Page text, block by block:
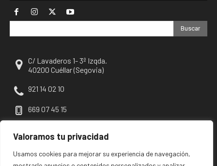
Valoramos tu privacidad
Usamos cookies para mejorar su experiencia de navegación,
Buscar
C/ Lavaderos 1- 3º Izqda.
40200 Cuéllar (Segovia)
921 14 02 10
669 07 45 15